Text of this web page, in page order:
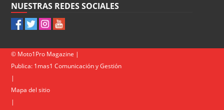
NUESTRAS REDES SOCIALES
© Moto1Pro Magazine |
Publica: 1mas1 Comunicación y Gestión
|
Mapa del sitio
|